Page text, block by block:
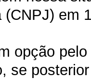
em
opção
se